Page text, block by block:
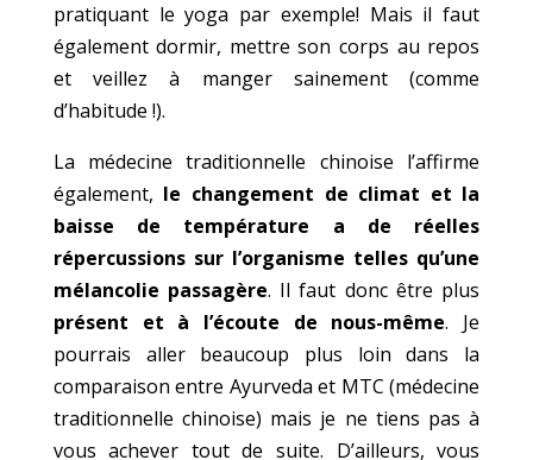
pratiquant le yoga par exemple! Mais il faut
également dormir, mettre son corps au repos
et veillez à manger sainement (comme
d’habitude !).
La médecine traditionnelle chinoise l’affirme
également, le changement de climat et la
baisse de température a de réelles
répercussions sur l’organisme telles qu’une
mélancolie passagère. Il faut donc être plus
présent et à l’écoute de nous-même. Je
pourrais aller beaucoup plus loin dans la
comparaison entre Ayurveda et MTC (médecine
traditionnelle chinoise) mais je ne tiens pas à
vous achever tout de suite. D’ailleurs, vous